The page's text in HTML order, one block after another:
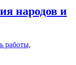
народов и
работы,